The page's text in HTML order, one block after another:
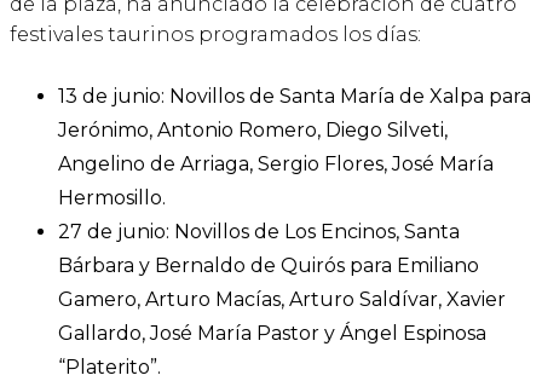
festivales taurinos programados los días:
13 de junio: Novillos de Santa María de Xalpa para
Jerónimo, Antonio Romero, Diego Silveti,
Angelino de Arriaga, Sergio Flores, José María
Hermosillo.
27 de junio: Novillos de Los Encinos, Santa
Bárbara y Bernaldo de Quirós para Emiliano
Gamero, Arturo Macías, Arturo Saldívar, Xavier
Gallardo, José María Pastor y Ángel Espinosa
“Platerito”.